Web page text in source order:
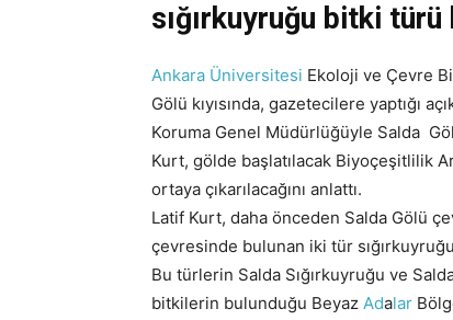
sığırkuyruğu bitki türü
Ankara Üniversitesi Ekoloji ve Çevre
Gölü kıyısında, gazetecilere yaptığı
Koruma Genel Müdürlüğüyle Salda
Kurt, gölde başlatılacak Biyoçeşitlilik
ortaya çıkarılacağını anlattı.
Latif Kurt, daha önceden Salda Gölü
çevresinde bulunan iki tür
Bu türlerin Salda Sığırkuyruğu ve
bitkilerin bulunduğu Beyaz Adalar